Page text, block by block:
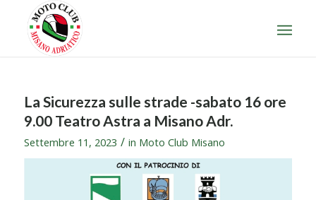
La Sicurezza sulle strade -sabato 16 ore
9.00 Teatro Astra a Misano Adr.
Settembre 11, 2023 / in Moto Club Misano